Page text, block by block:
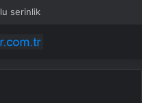
serinlik